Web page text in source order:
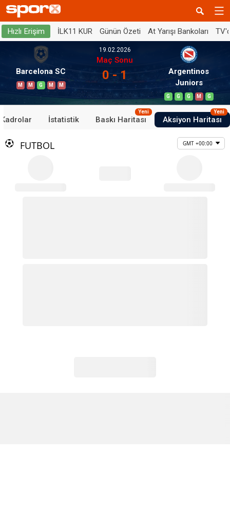
Hızlı Erişim İLK11 KUR Günün Özeti At Yarışı Bankoları
Barcelona SC
M M G M M
19.02.2026
Maç Sonu
0 - 1
Argentinos
Juniors
G G G M G
Kadrolar İstatistik Baskı Haritası
Yeni
Aksiyon Haritası
Yeni
FUTBOL GMT +00:00